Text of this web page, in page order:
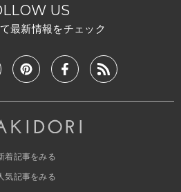
US
最新情報をチェック
着記事をみる
気記事をみる